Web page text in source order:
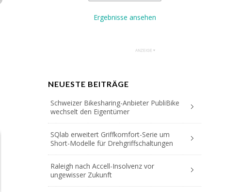
Ergebnisse ansehen
NEUESTE BEITRÄGE
Schweizer Bikesharing-Anbieter PubliBike
wechselt den Eigentümer
SQlab erweitert Griffkomfort-Serie um
Short-Modelle für Drehgriffschaltungen
Raleigh nach Accell-Insolvenz vor
ungewisser Zukunft